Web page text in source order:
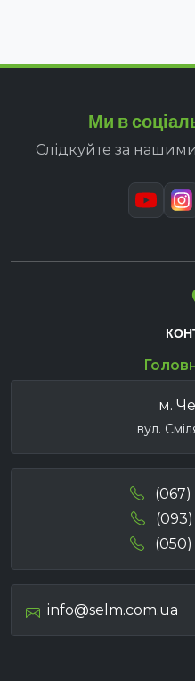
Ми в
Слідкуйте за
м.
вул.
info@selm.com.ua